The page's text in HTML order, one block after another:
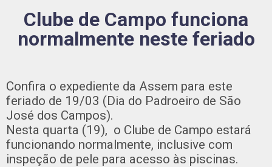
Clube de Campo funciona
normalmente neste feriado
Confira o expediente da Assem para este
feriado de 19/03 (Dia do Padroeiro de São
José dos Campos).
Nesta quarta (19), o Clube de Campo estará
funcionando normalmente, inclusive com
inspeção de pele para acesso às piscinas.